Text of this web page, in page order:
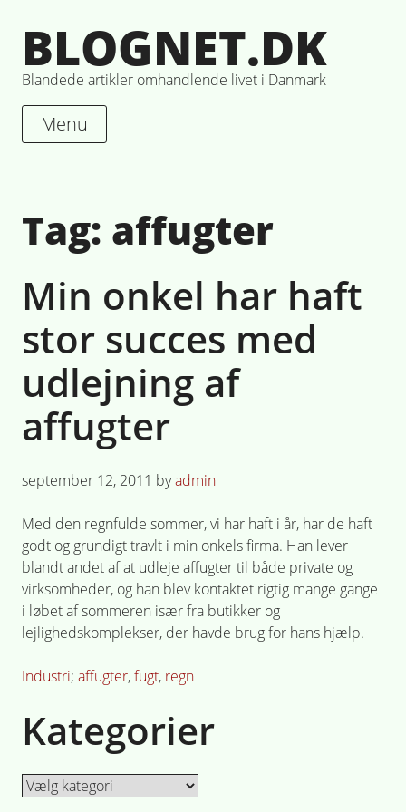
to
content
BLOGNET.DK
Blandede artikler omhandlende livet i Danmark
Menu
Tag: affugter
Min onkel har haft
stor succes med
udlejning af
affugter
Posted
september 12, 2011 byadmin
Med den regnfulde sommer, vi har haft i år, har de haft
godt og grundigt travlt i min onkels firma. Han lever
blandt andet af at udleje affugter til både private og
virksomheder, og han blev kontaktet rigtig mange gange
i løbet af sommeren især fra butikker og
lejlighedskomplekser, der havde brug for hans hjælp.
Posted
Industri Tagged
affugter,fugt, regn
Kategorier
Kategorier